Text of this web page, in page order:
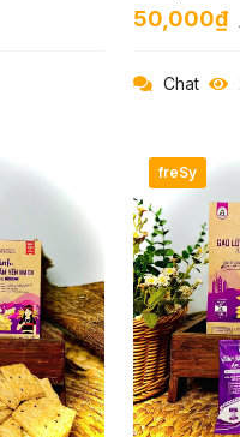
50,000₫
Chat
freSy